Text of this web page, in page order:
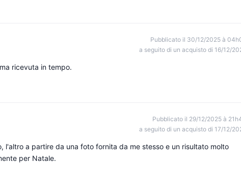
Pubblicato il 30/12/2025 à
a seguito di un acquisto di 16/12/
ricevuta in tempo.
Pubblicato il 29/12/2025 à
a seguito di un acquisto di 17/12/
l'altro a partire da una foto fornita da me stesso e un risultato molto
per Natale.